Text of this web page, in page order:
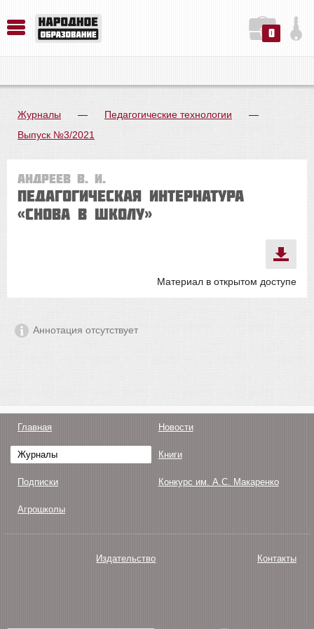
0
Журналы — Педагогические технологии
—
Выпуск №3/2021
Андреев В. И.
Педагогическая интернатура
«Снова в школу»
Материал в открытом доступе
Аннотация отсутствует
Главная Новости
Журналы Книги
Подписки Конкурс им. А.С. Макаренко
Агрошколы
Издательство Контакты